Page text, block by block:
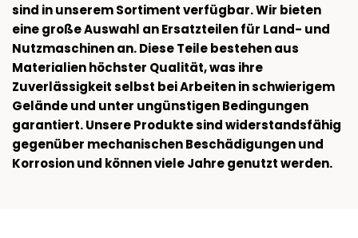
sind in unserem Sortiment verfügbar. Wir bieten
eine große Auswahl an Ersatzteilen für Land- und
Nutzmaschinen an. Diese Teile bestehen aus
Materialien höchster Qualität, was ihre
Zuverlässigkeit selbst bei Arbeiten in schwierigem
Gelände und unter ungünstigen Bedingungen
garantiert. Unsere Produkte sind widerstandsfähig
gegenüber mechanischen Beschädigungen und
Korrosion und können viele Jahre genutzt werden.